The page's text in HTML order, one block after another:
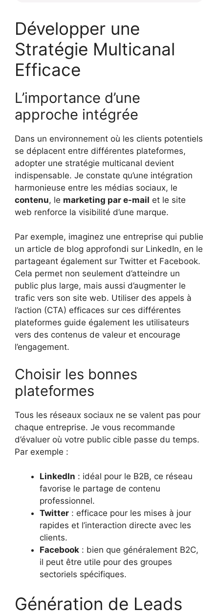
Développer une
Stratégie Multicanal
Efficace
L’importance d’une
approche intégrée
Dans un environnement où les clients potentiels
se déplacent entre différentes plateformes,
adopter une stratégie multicanal devient
indispensable. Je constate qu’une intégration
harmonieuse entre les médias sociaux, le
contenu, le marketing par e-mail et le site
web renforce la visibilité d’une marque.
Par exemple, imaginez une entreprise qui publie
un article de blog approfondi sur LinkedIn, en le
partageant également sur Twitter et Facebook.
Cela permet non seulement d’atteindre un
public plus large, mais aussi d’augmenter le
trafic vers son site web. Utiliser des appels à
l’action (CTA) efficaces sur ces différentes
plateformes guide également les utilisateurs
vers des contenus de valeur et encourage
l’engagement.
Choisir les bonnes
plateformes
Tous les réseaux sociaux ne se valent pas pour
chaque entreprise. Je vous recommande
d’évaluer où votre public cible passe du temps.
Par exemple :
LinkedIn : idéal pour le B2B, ce réseau
favorise le partage de contenu
professionnel.
Twitter : efficace pour les mises à jour
rapides et l’interaction directe avec les
clients.
Facebook : bien que généralement B2C,
il peut être utile pour des groupes
sectoriels spécifiques.
Génération de Leads